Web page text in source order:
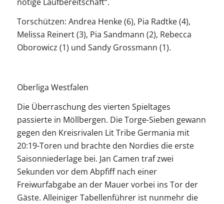
Torschützen: Andrea Henke (6), Pia Radtke (4),
Melissa Reinert (3), Pia Sandmann (2), Rebecca
Oborowicz (1) und Sandy Grossmann (1).
Oberliga Westfalen
Die Überraschung des vierten Spieltages
passierte in Möllbergen. Die Torge-Sieben gewann
gegen den Kreisrivalen Lit Tribe Germania mit
20:19-Toren und brachte den Nordies die erste
Saisonniederlage bei. Jan Camen traf zwei
Sekunden vor dem Abpfiff nach einer
Freiwurfabgabe an der Mauer vorbei ins Tor der
Gäste. Alleiniger Tabellenführer ist nunmehr die